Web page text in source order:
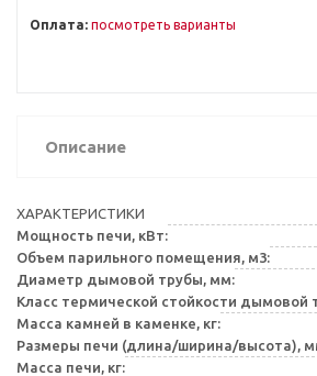
Оплата: посмотреть варианты
Описание
ХАРАКТЕРИСТИКИ
Мощность печи, кВт:
Объем парильного помещения, м3:
Диаметр дымовой трубы, мм:
Класс термической стойкости дымовой
Масса камней в каменке, кг:
Размеры печи (длина/ширина/высота),
Масса печи, кг: